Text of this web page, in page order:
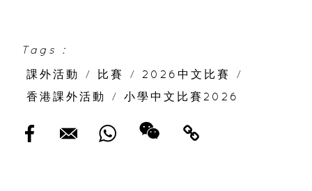
Tags :
課外活動
/ 比賽 / 2026中文比賽
/
香港課外活動
/ 小學中文比賽2026